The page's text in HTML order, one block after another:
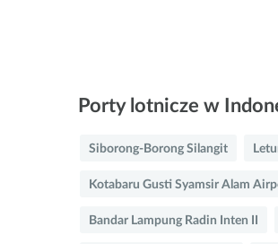
Porty lotnicze w
Siborong-Borong Silangit
Kotabaru Gusti Syamsir Alam
Bandar Lampung Radin Inten II